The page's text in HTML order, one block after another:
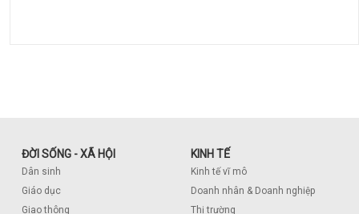
ĐỜI SỐNG - XÃ HỘI
Dân sinh
Giáo dục
Giao thông
KINH TẾ
Kinh tế vĩ mô
Doanh nhân & Doanh nghiệp
Thị trường